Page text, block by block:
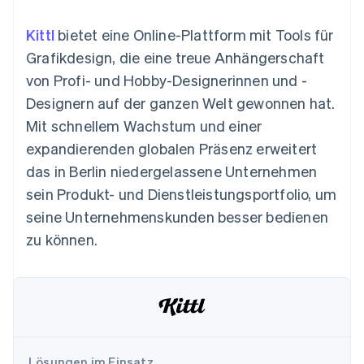
125
Zahlungen vor Ort
Authorization
Optimierung der
Autorisierungsraten
Beschleunigter
Bezahlvorgang
Connections
Verbundene
SaaS
Nach Branche
KI-Unternehmen
Creator Economy
Gaming
Bewirtung, Reisen und
Freizeit
Versicherungen
Öffentlicher Sektor
Einzelhandel
Abonnementverwaltung
nutzungsbasierte
Abrechnung um
Stablecoin-gestützte
Karten ausgeben: So
geht´s
Bereitstellung und
Verwaltung von
Diensten mit Agenten
Code-Beispiele
Entwickler-Blog
Stripe Sessions
Karriere
Newsroom
Stripe Press
Kontakt
Sales-Team
kontaktieren
Partner werden
Kittl bietet eine Online-Plattform mit Tools für
Grafikdesign, die eine treue Anhängerschaft
von Profi- und Hobby-Designerinnen und -
Designern auf der ganzen Welt gewonnen hat.
Mit schnellem Wachstum und einer
expandierenden globalen Präsenz erweitert
das in Berlin niedergelassene Unternehmen
sein Produkt- und Dienstleistungsportfolio, um
seine Unternehmenskunden besser bedienen
zu können.